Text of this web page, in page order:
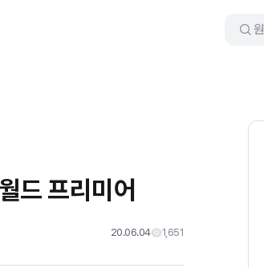
드 프리미어
20.06.04 1,651